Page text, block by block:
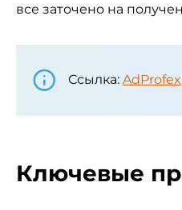
все заточено на
Ссылка: AdProfex
Ключевые